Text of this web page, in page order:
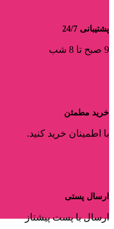
پشتیبانی 24/7
9 صبح تا 8 شب
خرید مطمئن
با اطمینان خرید کنید.
ارسال پستی
ارسال با پست پیشتاز